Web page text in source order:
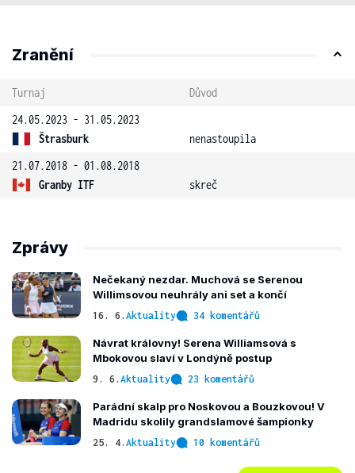
Zranění
Turnaj
Důvod
24.05.2023 - 31.05.2023
Štrasburk
nenastoupila
21.07.2018 - 01.08.2018
Granby ITF
skreč
Zprávy
Nečekaný nezdar. Muchová se Serenou
Willimsovou neuhrály ani set a končí
16. 6. Aktuality 34 komentářů
Návrat královny! Serena Williamsová s
Mbokovou slaví v Londýně postup
9. 6. Aktuality 23 komentářů
Parádní skalp pro Noskovou a Bouzkovou! V
Madridu skolily grandslamové šampionky
25. 4. Aktuality 10 komentářů